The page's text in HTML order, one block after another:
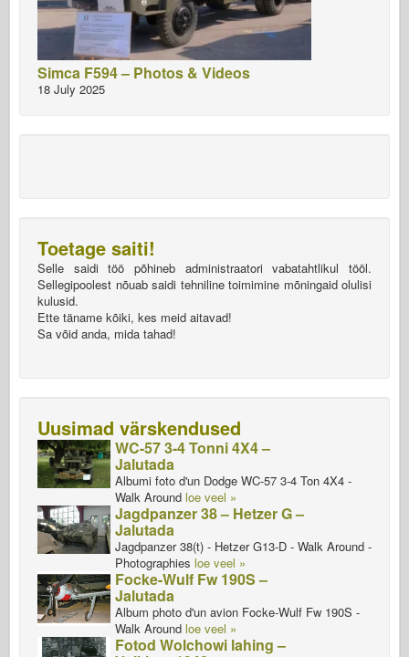
Simca F594 – Photos & Videos
18 July 2025
Toetage saiti!
Selle saidi töö põhineb administraatori vabatahtlikul tööl.
Sellegipoolest nõuab saidi tehniline toimimine mõningaid olulisi
kulusid.
Ette täname kõiki, kes meid aitavad!
Sa võid anda, mida tahad!
Uusimad värskendused
WC-57 3-4 Tonni 4X4 –
Jalutada
Albumi foto d'un Dodge WC-57 3-4 Ton 4X4 -
Walk Around loe veel »
Jagdpanzer 38 – Hetzer G –
Jalutada
Jagdpanzer 38(t) - Hetzer G13-D - Walk Around -
Photographies loe veel »
Focke-Wulf Fw 190S –
Jalutada
Album photo d'un avion Focke-Wulf Fw 190S -
Walk Around loe veel »
Fotod Wolchowi lahing –